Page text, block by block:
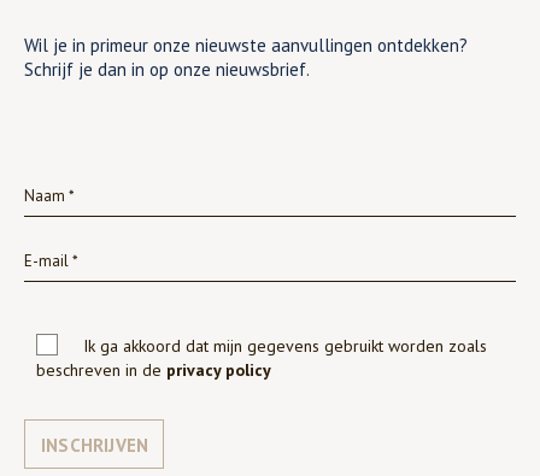
Wil je in primeur onze nieuwste aanvullingen ontdekken?
Schrijf je dan in op onze nieuwsbrief.
Ik ga akkoord dat mijn gegevens gebruikt worden zoals
beschreven in de privacy policy
INSCHRIJVEN